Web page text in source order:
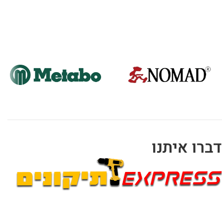
דברו איתנו